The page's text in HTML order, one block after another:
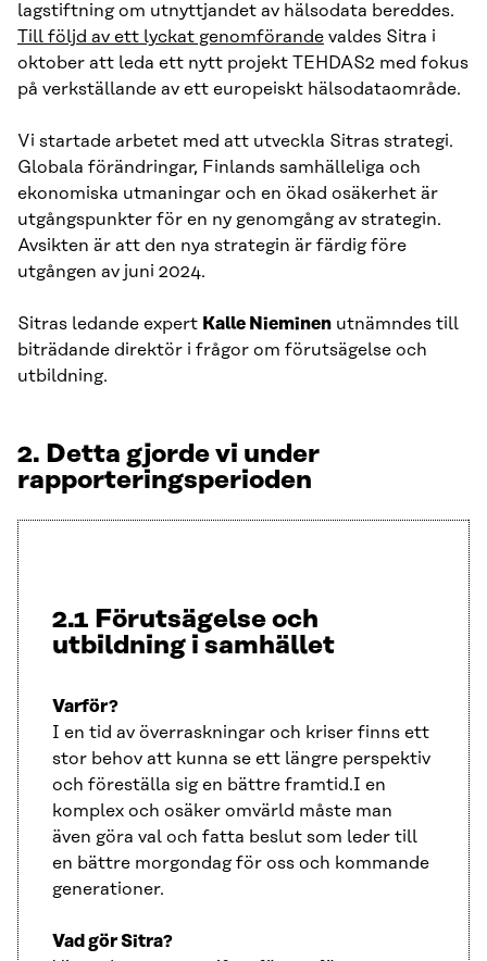
lagstiftning om utnyttjandet av hälsodata bereddes.
Till följd av ett lyckat genomförande valdes Sitra i
oktober att leda ett nytt projekt TEHDAS2 med fokus
på verkställande av ett europeiskt hälsodataområde.
Vi startade arbetet med att utveckla Sitras strategi.
Globala förändringar, Finlands samhälleliga och
ekonomiska utmaningar och en ökad osäkerhet är
utgångspunkter för en ny genomgång av strategin.
Avsikten är att den nya strategin är färdig före
utgången av juni 2024.
Sitras ledande expert Kalle Nieminen utnämndes till
biträdande direktör i frågor om förutsägelse och
utbildning.
2. Detta gjorde vi under
rapporteringsperioden
2.1 Förutsägelse och
utbildning i samhället
Varför?
I en tid av överraskningar och kriser finns ett
stor behov att kunna se ett längre perspektiv
och föreställa sig en bättre framtid.I en
komplex och osäker omvärld måste man
även göra val och fatta beslut som leder till
en bättre morgondag för oss och kommande
generationer.
Vad gör Sitra?